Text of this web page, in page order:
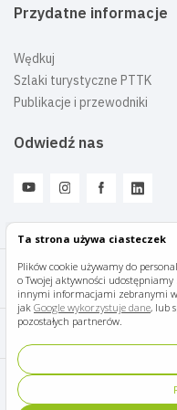
Ta strona używa ciasteczek
Plików cookie używamy do
o Twojej aktywności
innymi informacjami zebranymi w
jak Google wykorzystuje dane, lub
pozostałych partnerów.
Przydatne informacje
Wędkuj
Szlaki turystyczne PTTK
Publikacje i przewodniki
Odwiedź nas
Mazury Travel © 2026
Polityka prywatności